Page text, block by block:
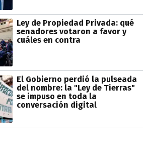
Ley de Propiedad Privada: qué
senadores votaron a favor y
cuáles en contra
El Gobierno perdió la pulseada
del nombre: la "Ley de Tierras"
se impuso en toda la
conversación digital